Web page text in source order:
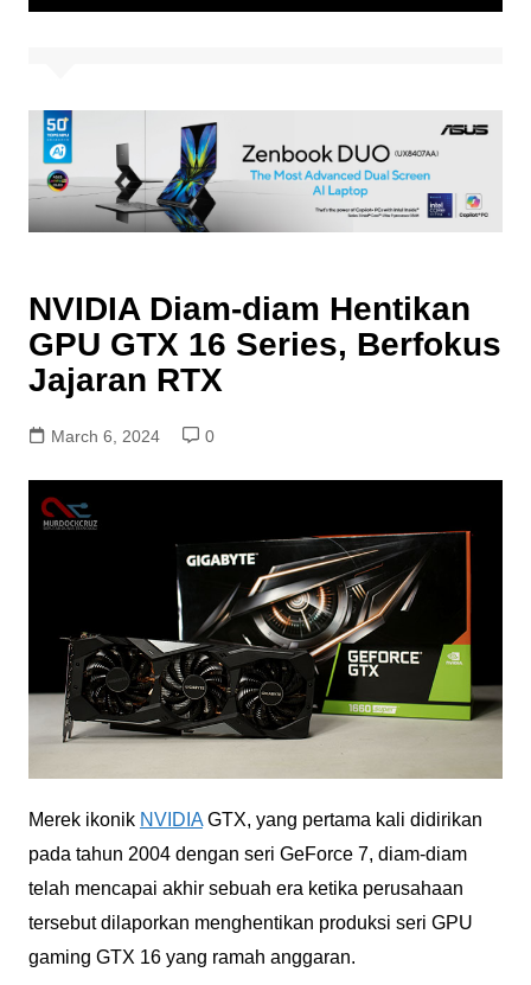
NVIDIA Diam-diam Hentikan
GPU GTX 16 Series, Berfokus
Jajaran RTX
March 6, 2024 0
Merek ikonik NVIDIAGTX, yang pertama kali didirikan
pada tahun 2004 dengan seri GeForce 7, diam-diam
telah mencapai akhir sebuah era ketika perusahaan
tersebut dilaporkan menghentikan produksi seri GPU
gaming GTX 16 yang ramah anggaran.